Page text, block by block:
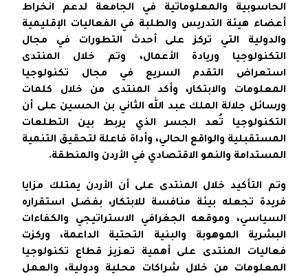
الحاسوبية والمعلوماتية في الجامعة لدعم انخراط
أعضاء هيئة التدريس والطلبة في الفعاليات الإقليمية
والدولية التي تركز على أحدث التطورات في مجال
التكنولوجيا وريادة الأعمال، وتم خلال المنتدى
استعراض التقدم السريع في مجال تكنولوجيا
المعلومات والابتكار، وأكد المنتدى من خلال كلمات
ورسائل جلالة الملك عبد الله الثاني بن الحسين على أن
التكنولوجيا تُعد الجسر الذي يربط بين التطلعات
المستقبلية والواقع الحالي، وأداة فاعلة لتحقيق التنمية
المستدامة والنمو الاقتصادي في الأردن والمنطقة.
وتم التأكيد خلال المنتدى على أن الأردن يمتلك مزايا
فريدة تجعله بيئة منافسة للابتكار، بفضل استقراره
السياسي، وموقعه الجغرافي الاستراتيجي والكفاءات
البشرية الموهوبة والبنية التحتية الداعمة، وركزت
فعاليات المنتدى على أهمية تعزيز قطاع تكنولوجيا
المعلومات من خلال شراكات محلية ودولية، والعمل